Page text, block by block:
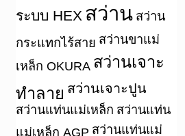
ระบบ HEX สว่าน สว่าน
กระแทกไร้สาย สว่านขาแม่
เหล็ก OKURA สว่านเจาะ
ทำลาย สว่านเจาะปูน
สว่านแท่นแม่เหล็ก สว่านแท่น
แม่เหล็ก AGP สว่านแท่นแม่